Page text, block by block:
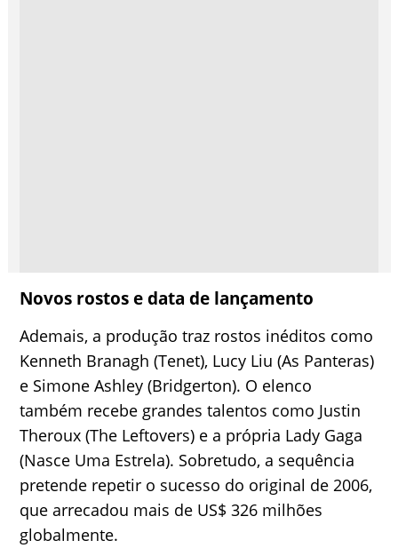
Novos rostos e data de lançamento
Ademais, a produção traz rostos inéditos como
Kenneth Branagh (Tenet), Lucy Liu (As Panteras)
e Simone Ashley (Bridgerton). O elenco
também recebe grandes talentos como Justin
Theroux (The Leftovers) e a própria Lady Gaga
(Nasce Uma Estrela). Sobretudo, a sequência
pretende repetir o sucesso do original de 2006,
que arrecadou mais de US$ 326 milhões
globalmente.